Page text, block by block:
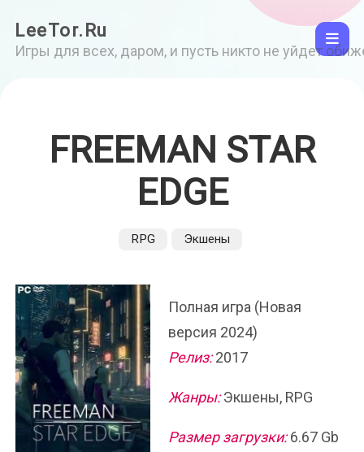
LeeTor.Ru
Игры для всех, даром, и пусть никто не уйдет
FREEMAN STAR
EDGE
RPG Экшены
Полная игра (Новая
версия 2024)
Релиз:2017
Жанры:Экшены, RPG
Размер загрузки:6.67 Gb